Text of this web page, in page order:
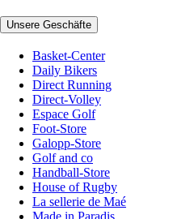
Unsere Geschäfte
Basket-Center
Daily Bikers
Direct Running
Direct-Volley
Espace Golf
Foot-Store
Galopp-Store
Golf and co
Handball-Store
House of Rugby
La sellerie de Maé
Made in Paradis